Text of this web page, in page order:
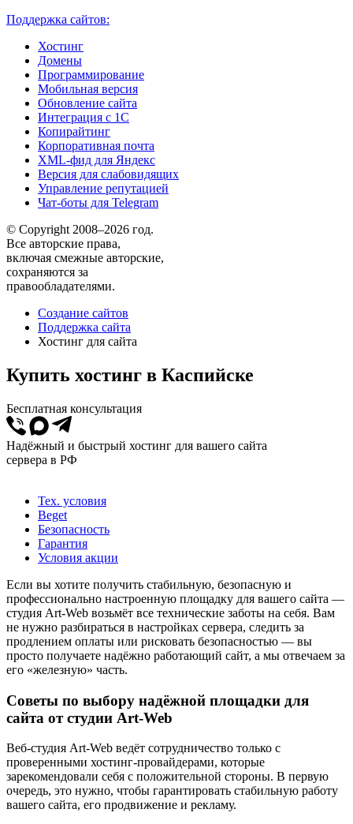
Поддержка сайтов:
Хостинг
Домены
Программирование
Мобильная версия
Обновление сайта
Интеграция с 1С
Копирайтинг
Корпоративная почта
XML-фид для Яндекс
Версия для слабовидящих
Управление репутацией
Чат-боты для Telegram
© Copyright 2008–2026 год.
Все авторские права,
включая смежные авторские,
сохраняются за
правообладателями.
Создание сайтов
Поддержка сайта
Хостинг для сайта
Купить хостинг в Каспийске
Бесплатная консультация
Надёжный и быстрый хостинг для вашего сайта
сервера в РФ
Тех. условия
Beget
Безопасность
Гарантия
Условия акции
Если вы хотите получить стабильную, безопасную и
профессионально настроенную площадку для вашего сайта —
студия Art-Web возьмёт все технические заботы на себя. Вам
не нужно разбираться в настройках сервера, следить за
продлением оплаты или рисковать безопасностью — вы
просто получаете надёжно работающий сайт, а мы отвечаем за
его «железную» часть.
Советы по выбору надёжной площадки для
сайта от студии Art-Web
Веб-студия Art-Web ведёт сотрудничество только с
проверенными хостинг-провайдерами, которые
зарекомендовали себя с положительной стороны. В первую
очередь, это нужно, чтобы гарантировать стабильную работу
вашего сайта, его продвижение и рекламу.